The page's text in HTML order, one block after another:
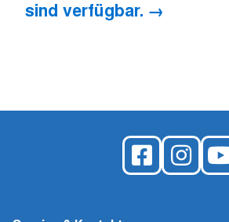
sind verfügbar.